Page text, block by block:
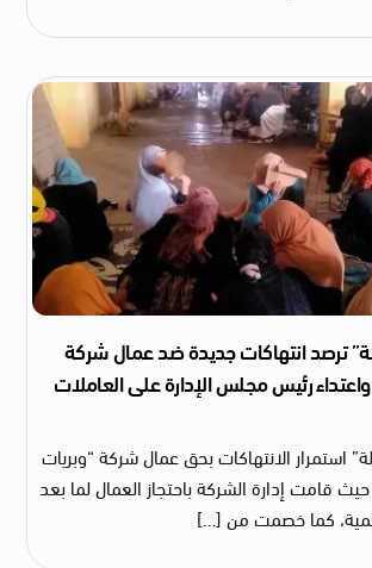
ترصد انتهاكات جديدة ضد عمال شركة
رئيس مجلس الإدارة على العاملات
استمرار الانتهاكات بحق عمال شركة “وبريات
قامت إدارة الشركة باحتجاز العمال لما بعد
كما خصمت من […]